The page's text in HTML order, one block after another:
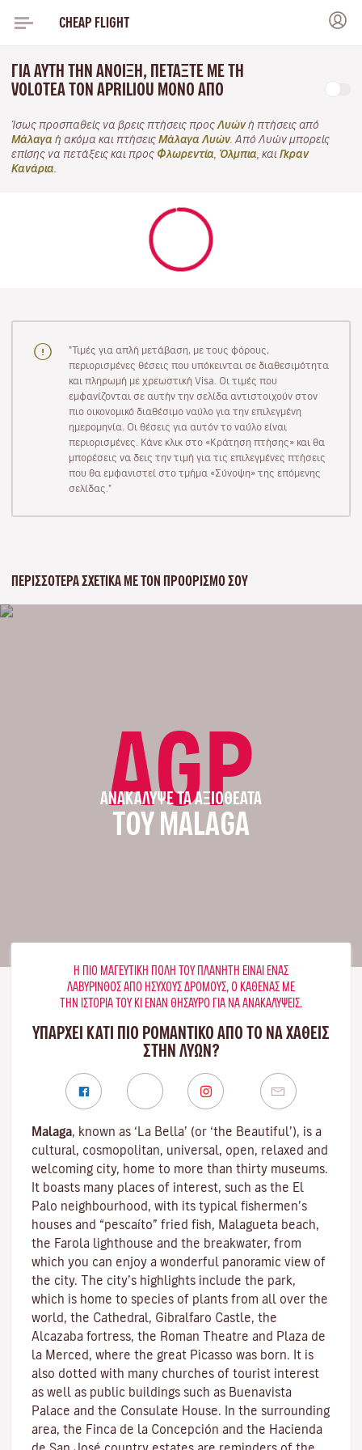
CHEAP FLIGHT
ΓΙΑ ΑΥΤΉ ΤΗΝ ΆΝΟΙΞΗ, ΠΕΤΆΞΤΕ ΜΕ ΤΗ
VOLOTEA ΤΟΝ APRILIOU ΜΌΝΟ ΑΠΌ
Ίσως προσπαθείς να βρεις πτήσεις προς Λυώνή πτήσεις από
Μάλαγα ή ακόμα και πτήσεις Μάλαγα Λυών. Από Λυών μπορείς
επίσης να πετάξεις και προς Φλωρεντία Όλμπια , και Γκραν
Κανάρια
"Τιμές για απλή μετάβαση, με τους φόρους,
περιορισμένες θέσεις που υπόκεινται σε διαθεσιμότητα
και πληρωμή με χρεωστική Visa. Οι τιμές που
εμφανίζονται σε αυτήν την σελίδα αντιστοιχούν στον
πιο οικονομικό διαθέσιμο ναύλο για την επιλεγμένη
ημερομηνία. Οι θέσεις για αυτόν το ναύλο είναι
περιορισμένες. Κάνε κλικ στο «Κράτηση πτήσης» και θα
μπορέσεις να δεις την τιμή για τις επιλεγμένες πτήσεις
που θα εμφανιστεί στο τμήμα «Σύνοψη» της επόμενης
σελίδας."
ΠΕΡΙΣΣΌΤΕΡΑ ΣΧΕΤΙΚΆ ΜΕ ΤΟΝ ΠΡΟΟΡΙΣΜΌ ΣΟΥ
AGP
ΑΝΑΚΆΛΥΨΕ ΤΑ ΑΞΙΟΘΈΑΤΑ
ΤΟΥ MALAGA
Η ΠΙΟ ΜΑΓΕΥΤΙΚΉ ΠΌΛΗ ΤΟΥ ΠΛΑΝΉΤΗ ΕΊΝΑΙ ΈΝΑΣ
ΛΑΒΎΡΙΝΘΟΣ ΑΠΌ ΉΣΥΧΟΥΣ ΔΡΌΜΟΥΣ, Ο ΚΑΘΈΝΑΣ ΜΕ
ΤΗΝ ΙΣΤΟΡΊΑ ΤΟΥ ΚΙ ΈΝΑΝ ΘΗΣΑΥΡΌ ΓΙΑ ΝΑ ΑΝΑΚΑΛΎΨΕΙΣ.
ΥΠΑΡΧΕΙ ΚΑΤΙ ΠΙΟ ΡΟΜΑΝΤΙΚΟ ΑΠΟ ΤΟ ΝΑ ΧΑΘΕΙΣ
ΣΤΗΝ ΛΥΏΝ?
Malaga, known as ‘La Bella’ (or ‘the Beautiful’), is a
cultural, cosmopolitan, universal, open, relaxed and
welcoming city, home to more than thirty museums.
It boasts many places of interest, such as the El
Palo neighbourhood, with its typical fishermen’s
houses and “pescaíto” fried fish, Malagueta beach,
the Farola lighthouse and the breakwater, from
which you can enjoy a wonderful panoramic view of
the city. The city’s highlights include the park,
which is home to species of plants from all over the
world, the Cathedral, Gibralfaro Castle, the
Alcazaba fortress, the Roman Theatre and Plaza de
la Merced, where the great Picasso was born. It is
also dotted with many churches of tourist interest
as well as public buildings such as Buenavista
Palace and the Consulate House. In the surrounding
area, the Finca de la Concepción and the Hacienda